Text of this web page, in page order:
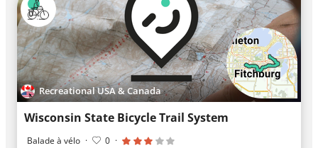
Recreational USA & Canada
Wisconsin State Bicycle Trail System
Balade à vélo · 0 ·